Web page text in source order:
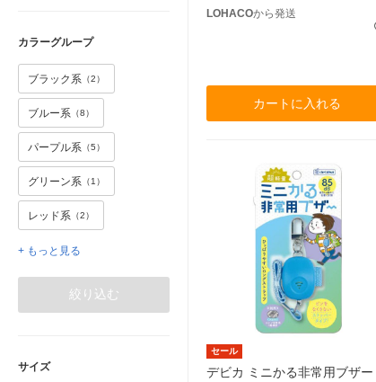
カラーグループ
ブラック系 （2）
ブルー系 （8）
パープル系 （5）
グリーン系 （1）
レッド系 （2）
+ もっと見る
絞り込む
サイズ
LOHACOから発送
カートに入れる
セール
デビカ ミニかる非常用ブザー